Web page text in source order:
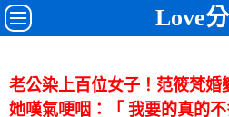
Love
老公染上百位女子！范筱梵婚
她嘆氣哽咽：「 我要的真的不